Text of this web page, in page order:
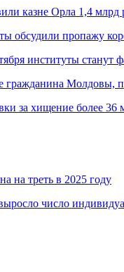
казне Орла 1,4 млрд
обсудили пропажу
институты станут
гражданина Молдовы,
за хищение более 36
на треть в 2025 году
число